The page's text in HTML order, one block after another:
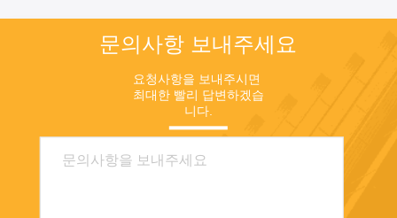
문의사항 보내주세요
요청사항을 보내주시면
최대한 빨리 답변하겠습
니다.